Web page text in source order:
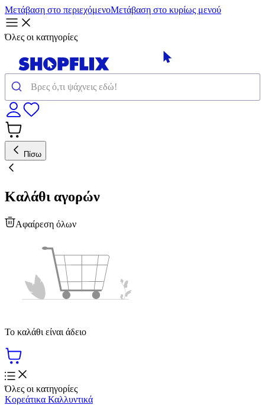
Μετάβαση στο περιεχόμενοΜετάβαση στο κυρίως μενού
Όλες οι κατηγορίες
Πίσω
Καλάθι αγορών
Αφαίρεση όλων
Το καλάθι είναι άδειο
Όλες οι κατηγορίες
Κορεάτικα Καλλυντικά